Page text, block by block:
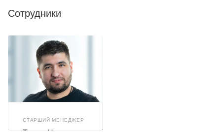
Сотрудники
СТАРШИЙ МЕНЕДЖЕР